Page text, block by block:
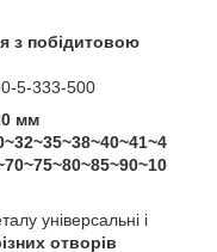
з побідитовою
5-333-500
мм
універсальні і
отворів